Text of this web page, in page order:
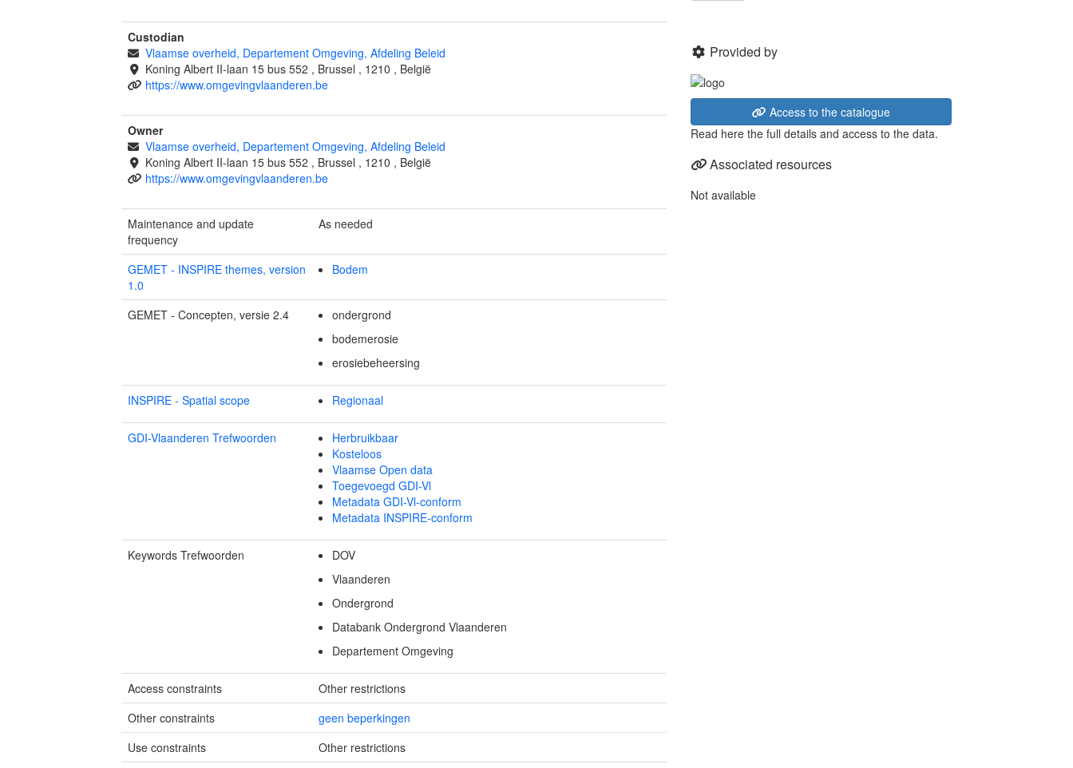
Custodian
Vlaamse overheid, Departement Omgeving, Afdeling Beleid
Koning Albert II-laan 15 bus 552 , Brussel , 1210 , België
https://www.omgevingvlaanderen.be
Owner
Vlaamse overheid, Departement Omgeving, Afdeling Beleid
Koning Albert II-laan 15 bus 552 , Brussel , 1210 , België
https://www.omgevingvlaanderen.be
Maintenance and update
frequency
As needed
GEMET - INSPIRE themes, version
1.0
Bodem
GEMET - Concepten, versie 2.4
ondergrond
bodemerosie
erosiebeheersing
INSPIRE - Spatial scope Regionaal
GDI-Vlaanderen Trefwoorden
Herbruikbaar
Kosteloos
Vlaamse Open data
Toegevoegd GDI-Vl
Metadata GDI-Vl-conform
Metadata INSPIRE-conform
Keywords Trefwoorden
DOV
Vlaanderen
Ondergrond
Databank Ondergrond Vlaanderen
Departement Omgeving
Access constraints
Other restrictions
Other constraints
geen beperkingen
Use constraints
Other restrictions
Provided by
Access to the catalogue
Read here the full details and access to the data.
Associated resources
Not available